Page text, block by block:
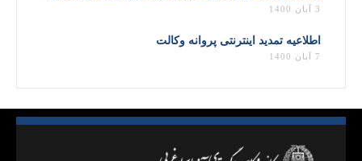
3 آبان 1400
اطلاعیه تمدید اینترنتی پروانه وکالت
7 آبان 1400